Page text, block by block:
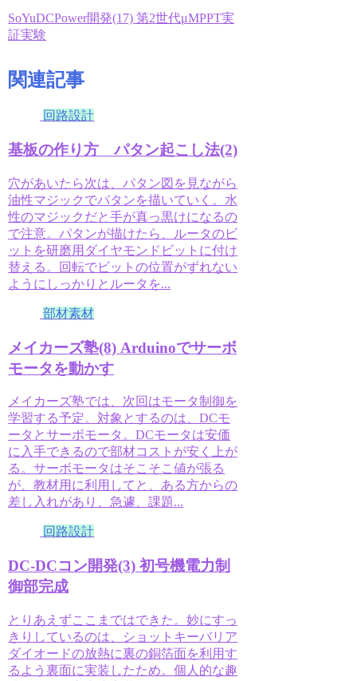
SoYuDCPower開発(17) 第2世代μMPPT実
証実験
関連記事
回路設計
基板の作り方 パタン起こし法(2)
穴があいたら次は、パタン図を見ながら
油性マジックでパタンを描いていく。水
性のマジックだと手が真っ黒けになるの
で注意。パタンが描けたら、ルータのビ
ットを研磨用ダイヤモンドビットに付け
替える。回転でビットの位置がずれない
ようにしっかりとルータを...
部材素材
メイカーズ塾(8) Arduinoでサーボ
モータを動かす
メイカーズ塾では、次回はモータ制御を
学習する予定。対象とするのは、DCモ
ータとサーボモータ。DCモータは安価
に入手できるので部材コストが安く上が
る。サーボモータはそこそこ値が張る
が、教材用に利用してと、ある方からの
差し入れがあり、急遽、課題...
回路設計
DC-DCコン開発(3) 初号機電力制
御部完成
とりあえずここまではできた。妙にすっ
きりしているのは、ショットキーバリア
ダイオードの放熱に裏の銅箔面を利用す
るよう裏面に実装したため。個人的な趣